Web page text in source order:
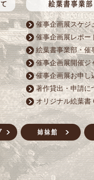
催事企画展スケジ
催事企画展レポー
絵葉書事業部・催
催事企画展開催ジ
催事企画展お申し
著作貸出・申請に
オリジナル絵葉書